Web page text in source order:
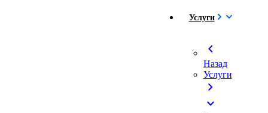
Услуги
chevron_left
Назад
Услуги
chevron_right
expand_more